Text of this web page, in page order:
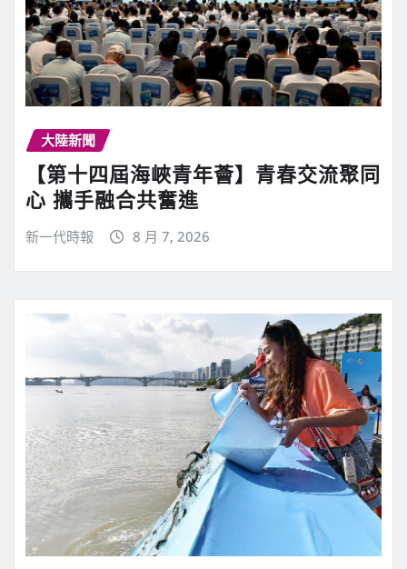
大陸新聞
【第十四屆海峽青年薈】青春交流聚同
心 攜手融合共奮進
新一代時報 8 月 7, 2026